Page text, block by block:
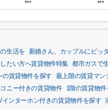
*** ***
生活を
新婚さん、カップルにピッ
たい方へ賃貸物件特集 都市ガスで
の賃貸物件を探す
最上階の賃貸マン
ニー付きの賃貸物件 1階の賃貸物件
インターホン付きの賃貸物件を探す